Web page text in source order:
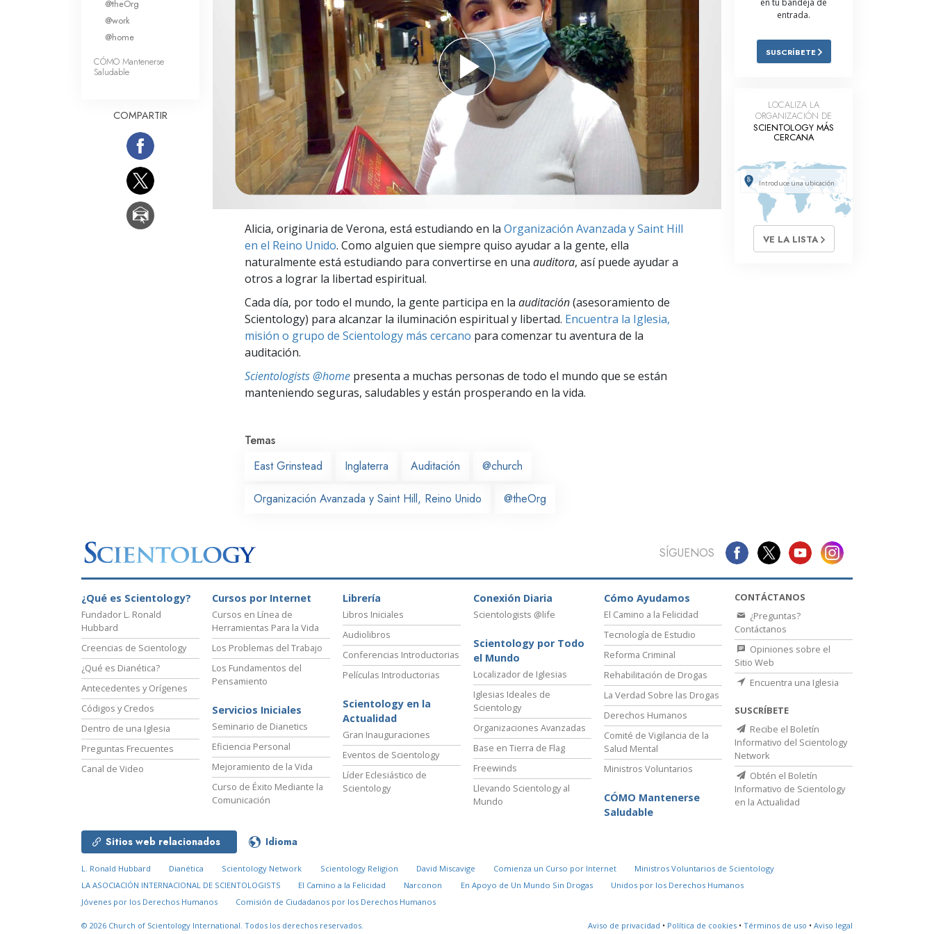
Amor y Odio: ¿Qué es Grandeza?
Respuestas a las Drogas
La Causa de la Supresión
Investigaciones
Los Fundamentos de la Organización
Los Fundamentos de las Relaciones
Objetivos y Metas
Alicia, originaria de Verona, está estudiando en la Organización Avanzada y Saint Hill
en el Reino Unido. Como alguien que siempre quiso ayudar a la gente, ella
naturalmente está estudiando para convertirse en una auditora, así puede ayudar a
otros a lograr la libertad espiritual.
Cada día, por todo el mundo, la gente participa en la auditación(asesoramiento de
Scientology) para alcanzar la iluminación espiritual y libertad. Encuentra la Iglesia,
misión o grupo de Scientology más cercano para comenzar tu aventura de la
auditación.
Scientologists @home presenta a muchas personas de todo el mundo que se están
manteniendo seguras, saludables y están prosperando en la vida.
Temas
East Grinstead
Inglaterra Auditación @church
Organización Avanzada y Saint Hill, Reino Unido @theOrg
@theOrg
@work
@home
CÓMO Mantenerse
Saludable
COMPARTIR
en tu bandeja de
entrada.
SUSCRÍBETE
LOCALIZA LA
ORGANIZACIÓN DE
SCIENTOLOGY MÁS
CERCANA
VE LA LISTA
SÍGUENOS
¿Qué es Scientology?
Fundador L. Ronald
Hubbard
Creencias de Scientology
¿Qué es Dianética?
Antecedentes y Orígenes
Códigos y Credos
Dentro de una Iglesia
Preguntas Frecuentes
Canal de Video
Cursos por Internet
Cursos en Línea de
Herramientas Para la Vida
Los Problemas del Trabajo
Los Fundamentos del
Pensamiento
Servicios Iniciales
Seminario de Dianetics
Eficiencia Personal
Mejoramiento de la Vida
Curso de Éxito Mediante la
Comunicación
Librería
Libros Iniciales
Audiolibros
Conferencias Introductorias
Películas Introductorias
Scientology en la
Actualidad
Gran Inauguraciones
Eventos de Scientology
Líder Eclesiástico de
Scientology
Conexión Diaria
Scientologists @life
Scientology por Todo
el Mundo
Localizador de Iglesias
Iglesias Ideales de
Scientology
Organizaciones Avanzadas
Base en Tierra de Flag
Freewinds
Llevando Scientology al
Mundo
Cómo Ayudamos
El Camino a la Felicidad
Tecnología de Estudio
Reforma Criminal
Rehabilitación de Drogas
La Verdad Sobre las Drogas
Derechos Humanos
Comité de Vigilancia de la
Salud Mental
Ministros Voluntarios
CÓMO Mantenerse
Saludable
CONTÁCTANOS
¿Preguntas?
Contáctanos
Opiniones sobre el
Sitio Web
Encuentra una Iglesia
SUSCRÍBETE
Recibe el Boletín
Informativo del Scientology
Network
Obtén el Boletín
Informativo de Scientology
en la Actualidad
Sitios web relacionados Idioma
L. Ronald Hubbard Dianética Scientology Network Scientology Religion David Miscavige Comienza un Curso por Internet
Ministros Voluntarios de Scientology
LA ASOCIACIÓN INTERNACIONAL DE SCIENTOLOGISTS
El Camino a la Felicidad Narconon En Apoyo de Un Mundo Sin Drogas
Unidos por los Derechos Humanos
Jóvenes por los Derechos Humanos
Comisión de Ciudadanos por los Derechos Humanos
© 2026 Church of Scientology International. Todos los derechos reservados. Aviso de privacidad • Política de cookies • Términos de uso • Aviso legal